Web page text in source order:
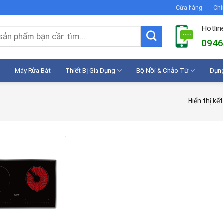
Cửa hàng
Máy Rửa Bát Thiết Bị Gia Dụng Bộ Nồi & Chảo Từ
Hiển thị